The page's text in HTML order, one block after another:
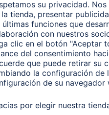
Hama Lámpara LED WLAN
,E14, 5,5 W, RGBW, Regulable,
Vela, Para control por voz
00176599